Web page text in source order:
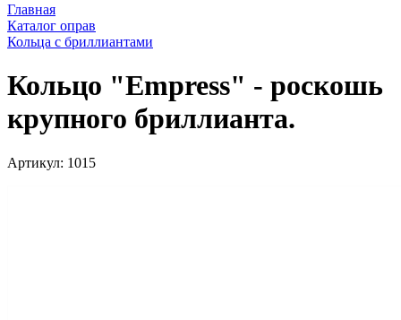
Главная
Каталог оправ
Кольца с бриллиантами
Кольцо "Empress" - роскошь
крупного бриллианта.
Артикул: 1015